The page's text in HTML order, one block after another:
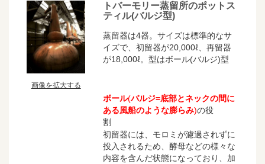
画像を拡大する
トバーモリー蒸留所のポットス
ティル(バルジ型)
蒸留器は4器。サイズは標準的なサ
イズで、初留器が20,000ℓ、再留器
が18,000ℓ。型はボール(バルジ)型
ボール(バルジ=底部とネックの間に
ある風船のような膨らみ)の役
割
初留器には、モロミが濾過されずに
投入されるため、酵母などの様々な
内容を含んだ状態になっており、加